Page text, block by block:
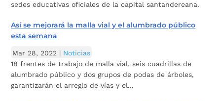
sedes educativas oficiales de la capital santandereana.
Así se mejorará la malla vial y el alumbrado público
esta semana
Mar 28, 2022 | Noticias
18 frentes de trabajo de malla vial, seis cuadrillas de
alumbrado público y dos grupos de podas de árboles,
garantizarán el arreglo de vías y el...